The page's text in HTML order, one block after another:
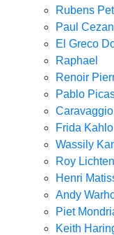
Rubens
Paul
El Greco
Raphael
Renoir
Pablo
Caravaggio
Frida
Wassily
Roy
Henri
Andy
Piet
Keith